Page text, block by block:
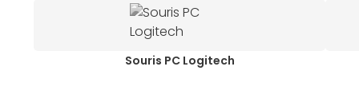
Souris PC Logitech